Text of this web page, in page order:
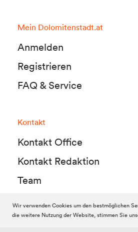
Mein Dolomitenstadt.at
Anmelden
Registrieren
FAQ & Service
Kontakt
Kontakt Office
Kontakt Redaktion
Team
© 2010-2026 Dolomitenstadt.at
Wir verwenden Cookies um den bestmöglichen
die weitere Nutzung der Website, stimmen Sie